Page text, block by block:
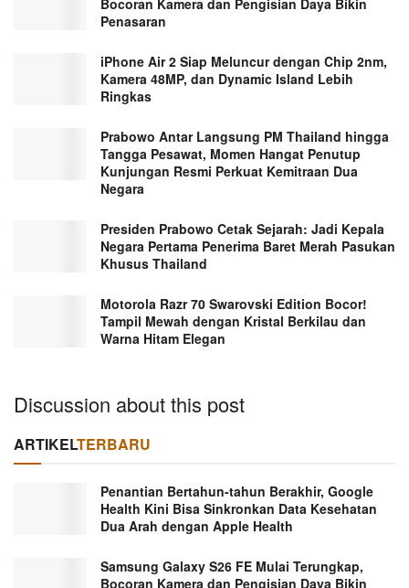
Bocoran Kamera dan Pengisian Daya Bikin
Penasaran
iPhone Air 2 Siap Meluncur dengan Chip 2nm,
Kamera 48MP, dan Dynamic Island Lebih
Ringkas
Prabowo Antar Langsung PM Thailand hingga
Tangga Pesawat, Momen Hangat Penutup
Kunjungan Resmi Perkuat Kemitraan Dua
Negara
Presiden Prabowo Cetak Sejarah: Jadi Kepala
Negara Pertama Penerima Baret Merah Pasukan
Khusus Thailand
Motorola Razr 70 Swarovski Edition Bocor!
Tampil Mewah dengan Kristal Berkilau dan
Warna Hitam Elegan
Discussion about this post
ARTIKELTERBARU
Penantian Bertahun-tahun Berakhir, Google
Health Kini Bisa Sinkronkan Data Kesehatan
Dua Arah dengan Apple Health
Samsung Galaxy S26 FE Mulai Terungkap,
Bocoran Kamera dan Pengisian Daya Bikin